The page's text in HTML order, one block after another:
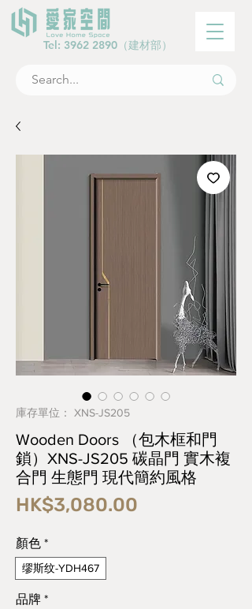
Tel: 3962 2890 （建材部）
庫存單位： XNS-JS205
Wooden Doors （包木框和門
鎖）XNS-JS205 碳晶門 實木複
合門 生態門 現代簡約風格
HK$3,080.00
顏色 *
缪斯纹-YDH467
品牌 *